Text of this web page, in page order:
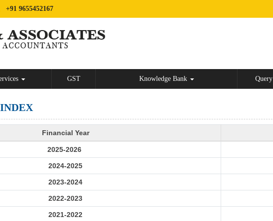
+91 9655452167
GST Knowledge Bank Query
Financial Year
2025-2026
2024-2025
2023-2024
2022-2023
2021-2022